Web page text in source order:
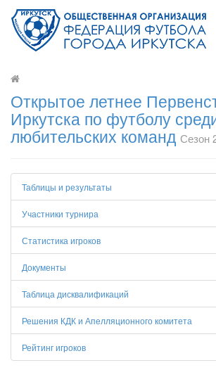
Открытое летнее
Иркутска по футболу
любительских команд Сезон
Таблицы и результаты
Участники турнира
Статистика игроков
Документы
Таблица дисквалификаций
Решения КДК и Апелляционного комитета
Рейтинг игроков